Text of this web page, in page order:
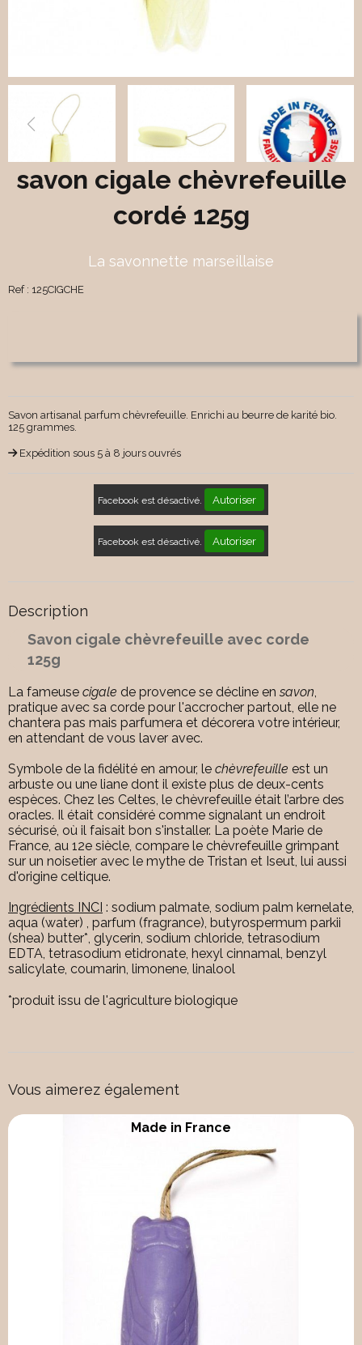
savon cigale chèvrefeuille
cordé 125g
La savonnette marseillaise
Ref : 125CIGCHE
Savon artisanal parfum chèvrefeuille. Enrichi au beurre de karité bio.
125 grammes.
Expédition sous 5 à 8 jours ouvrés
Facebook est désactivé. Autoriser
Facebook est désactivé. Autoriser
Description
Savon cigale chèvrefeuille avec corde
125g
La fameuse cigale de provence se décline en savon,
pratique avec sa corde pour l'accrocher partout, elle ne
chantera pas mais parfumera et décorera votre intérieur,
en attendant de vous laver avec.
Symbole de la fidélité en amour, le chèvrefeuille est un
arbuste ou une liane dont il existe plus de deux-cents
espèces. Chez les Celtes, le chèvrefeuille était l’arbre des
oracles. Il était considéré comme signalant un endroit
sécurisé, où il faisait bon s'installer. La poète Marie de
France, au 12e siècle, compare le chèvrefeuille grimpant
sur un noisetier avec le mythe de Tristan et Iseut, lui aussi
d'origine celtique.
Ingrédients INCI : sodium palmate, sodium palm kernelate,
aqua (water) , parfum (fragrance), butyrospermum parkii
(shea) butter*, glycerin, sodium chloride, tetrasodium
EDTA, tetrasodium etidronate, hexyl cinnamal, benzyl
salicylate, coumarin, limonene, linalool
*produit issu de l'agriculture biologique
Vous aimerez également
Made in France